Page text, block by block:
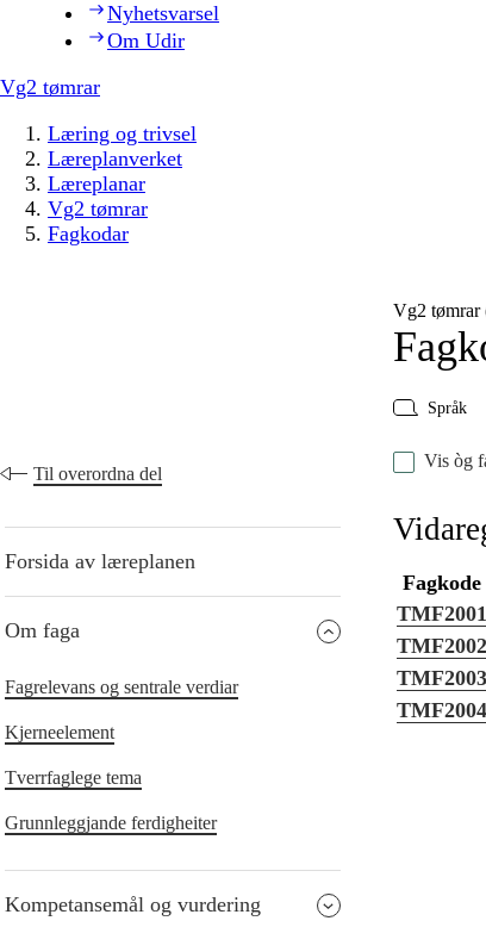
Nyhetsvarsel
Om Udir
Vg2 tømrar
Læring og trivsel
Læreplanverket
Læreplanar
Vg2 tømrar
Fagkodar
Vg2 tømrar
Språk
Til overordna del
Forsida av læreplanen
Om faga
Fagrelevans og sentrale verdiar
Kjerneelement
Tverrfaglege tema
Grunnleggjande ferdigheiter
Kompetansemål og vurdering
Vis òg
Fagkode
TMF2001
TMF2002
TMF2003
TMF2004